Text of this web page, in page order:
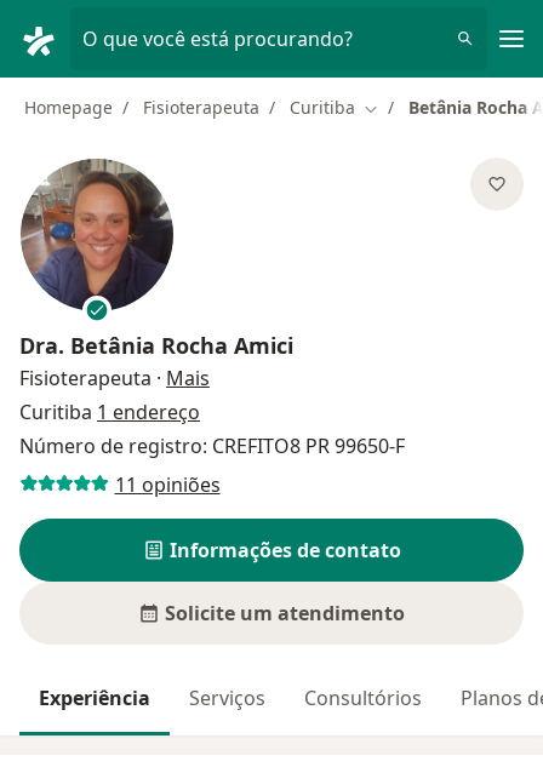
O que você está procurando?
Homepage Fisioterapeuta Curitiba Mudar de cidade
Betânia Rocha
Dra. Betânia Rocha Amici
Fisioterapeuta · Mais
Curitiba 1 endereço
Número de registro: CREFITO8 PR 99650-F
11 opiniões
Informações de contato
Solicite um atendimento
Experiência Serviços Consultórios Planos